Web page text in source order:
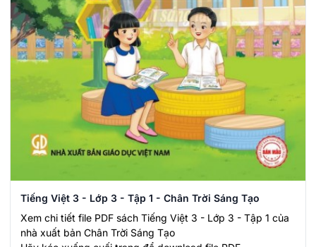
Tiếng Việt 3 - Lớp 3 - Tập 1 - Chân Trời Sáng Tạo
Xem chi tiết file PDF sách Tiếng Việt 3 - Lớp 3 - Tập 1 của
nhà xuất bản Chân Trời Sáng Tạo